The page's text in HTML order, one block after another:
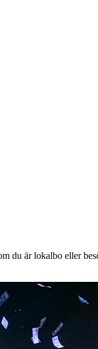
du är lokalbo eller